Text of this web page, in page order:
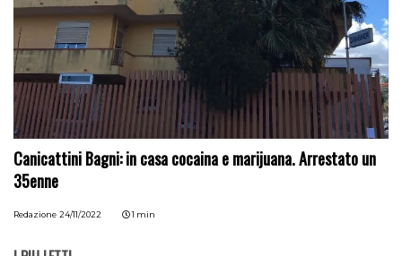
Canicattini Bagni: in casa cocaina e marijuana. Arrestato un
35enne
Redazione 24/11/2022 1 min